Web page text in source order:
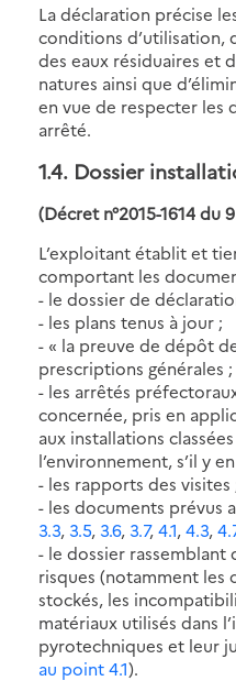
La déclaration précise
conditions d’utilisation,
des eaux résiduaires et
natures ainsi que
en vue de respecter les
arrêté.
1.4. Dossier
(Décret n°2015-1614 du
L’exploitant établit et
comportant les
- le dossier de
- les plans tenus à jour ;
- « la preuve de dépôt
prescriptions générales ;
- les arrêtés
concernée, pris en
aux installations
l’environnement, s’il y
- les rapports des visites
- les documents prévus
3.3, 3.5, 3.6, 3.7,4.1,4.3,
- le dossier rassemblant
risques (notamment les
stockés, les
matériaux utilisés dans
pyrotechniques et leur
au point 4.1).